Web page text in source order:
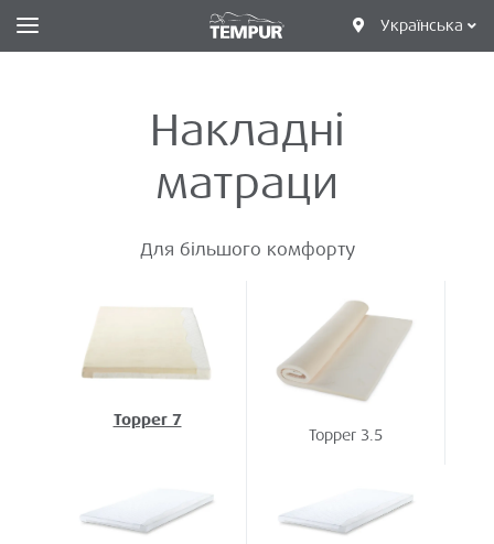
Українська
Накладні
матраци
Для більшого комфорту
Topper 7
Topper 3.5